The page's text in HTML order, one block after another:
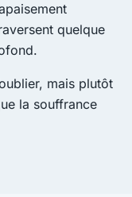
quelque
mais plutôt
la souffrance